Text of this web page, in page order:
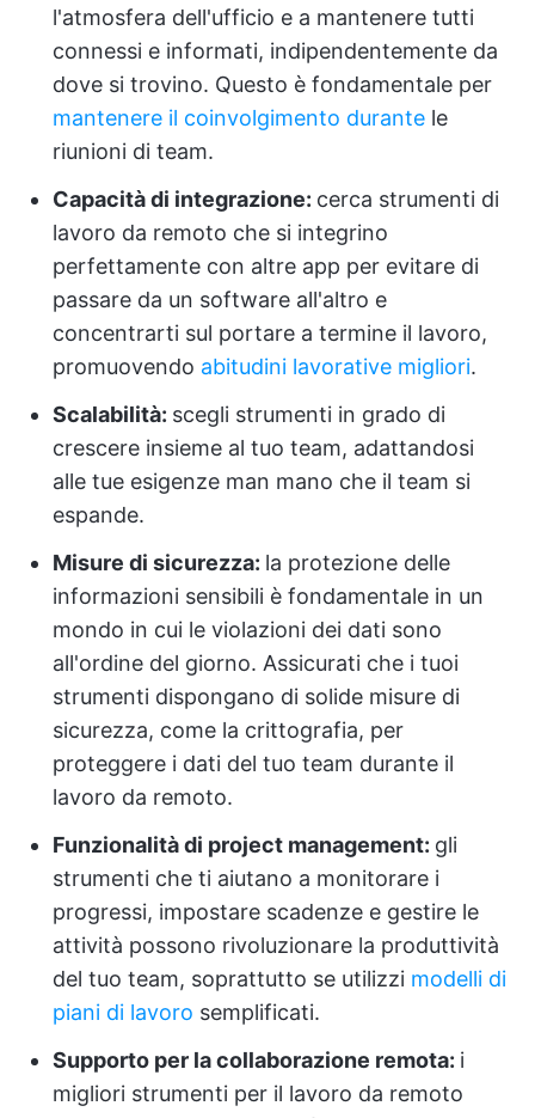
l'atmosfera dell'ufficio e a mantenere tutti
connessi e informati, indipendentemente da
dove si trovino. Questo è fondamentale per
mantenere il coinvolgimento durante le
riunioni di team.
Capacità di integrazione: cerca strumenti di
lavoro da remoto che si integrino
perfettamente con altre app per evitare di
passare da un software all'altro e
concentrarti sul portare a termine il lavoro,
promuovendo abitudini lavorative migliori.
Scalabilità: scegli strumenti in grado di
crescere insieme al tuo team, adattandosi
alle tue esigenze man mano che il team si
espande.
Misure di sicurezza: la protezione delle
informazioni sensibili è fondamentale in un
mondo in cui le violazioni dei dati sono
all'ordine del giorno. Assicurati che i tuoi
strumenti dispongano di solide misure di
sicurezza, come la crittografia, per
proteggere i dati del tuo team durante il
lavoro da remoto.
Funzionalità di project management: gli
strumenti che ti aiutano a monitorare i
progressi, impostare scadenze e gestire le
attività possono rivoluzionare la produttività
del tuo team, soprattutto se utilizzi modelli di
piani di lavoro semplificati.
Supporto per la collaborazione remota: i
migliori strumenti per il lavoro da remoto